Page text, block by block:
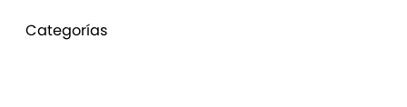
Categorías